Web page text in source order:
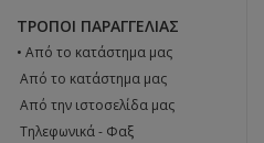
ΤΡΌΠΟΙ ΠΑΡΑΓΓΕΛΊΑΣ
• Από το κατάστημα μας
 Από το κατάστημα μας
 Από την ιστοσελίδα μας
 Tηλεφωνικά - Φαξ